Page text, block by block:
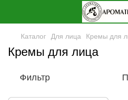
Каталог Для лица Кремы для
Кремы для лица
Фильтр